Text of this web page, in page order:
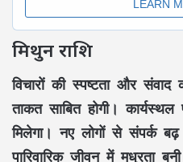
मिथुन राशि
विचारों की स्पष्टता और
ताकत साबित होगी।
मिलेगा। नए लोगों से संपर्क